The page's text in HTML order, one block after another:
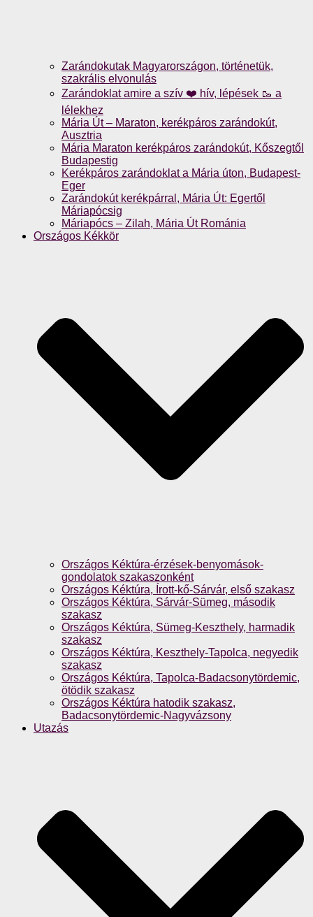
Zarándokutak Magyarországon, történetük,
szakrális elvonulás
Zarándoklat amire a szív ❤️ hív, lépések 🥾 a
lélekhez
Mária Út – Maraton, kerékpáros zarándokút,
Ausztria
Mária Maraton kerékpáros zarándokút, Kőszegtől
Budapestig
Kerékpáros zarándoklat a Mária úton, Budapest-
Eger
Zarándokút kerékpárral, Mária Út: Egertől
Máriapócsig
Máriapócs – Zilah, Mária Út Románia
Országos Kékkör
Országos Kéktúra-érzések-benyomások-
gondolatok szakaszonként
Országos Kéktúra, Írott-kő-Sárvár, első szakasz
Országos Kéktúra, Sárvár-Sümeg, második
szakasz
Országos Kéktúra, Sümeg-Keszthely, harmadik
szakasz
Országos Kéktúra, Keszthely-Tapolca, negyedik
szakasz
Országos Kéktúra, Tapolca-Badacsonytördemic,
ötödik szakasz
Országos Kéktúra hatodik szakasz,
Badacsonytördemic-Nagyvázsony
Utazás